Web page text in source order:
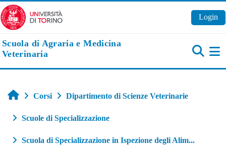
Vai al contenuto principale
Login
Scuola di Agraria e Medicina
Veterinaria
Home
Corsi Dipartimento di Scienze Veterinarie
Scuole di Specializzazione
Scuola di Specializzazione in Ispezione degli Alim...